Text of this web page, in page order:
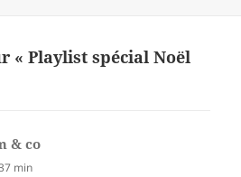
« Playlist spécial Noël
& co
min